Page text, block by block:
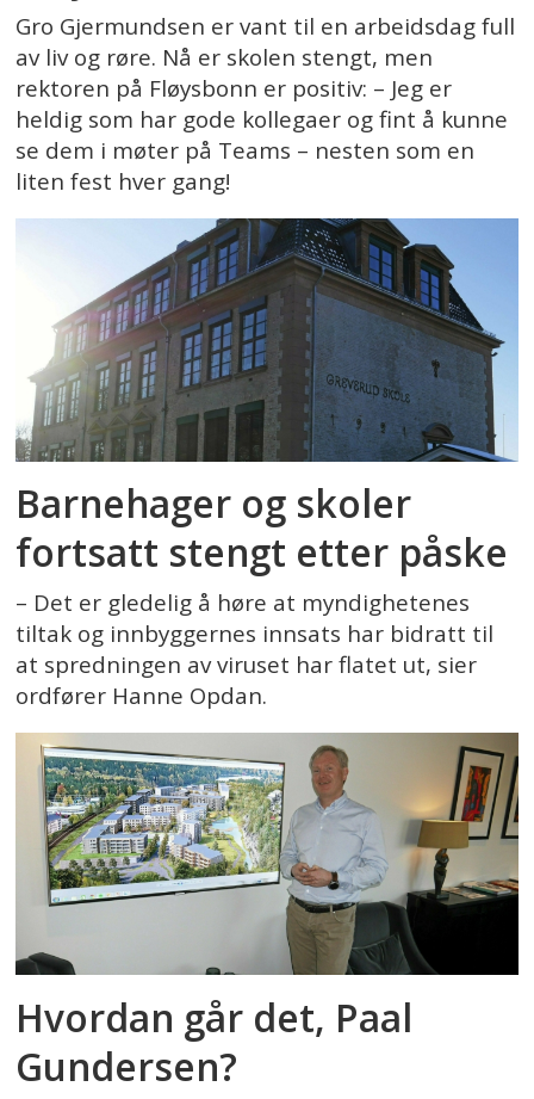
Gro Gjermundsen er vant til en arbeidsdag full
av liv og røre. Nå er skolen stengt, men
rektoren på Fløysbonn er positiv: – Jeg er
heldig som har gode kollegaer og fint å kunne
se dem i møter på Teams – nesten som en
liten fest hver gang!
Barnehager og skoler
fortsatt stengt etter påske
– Det er gledelig å høre at myndighetenes
tiltak og innbyggernes innsats har bidratt til
at spredningen av viruset har flatet ut, sier
ordfører Hanne Opdan.
Hvordan går det, Paal
Gundersen?